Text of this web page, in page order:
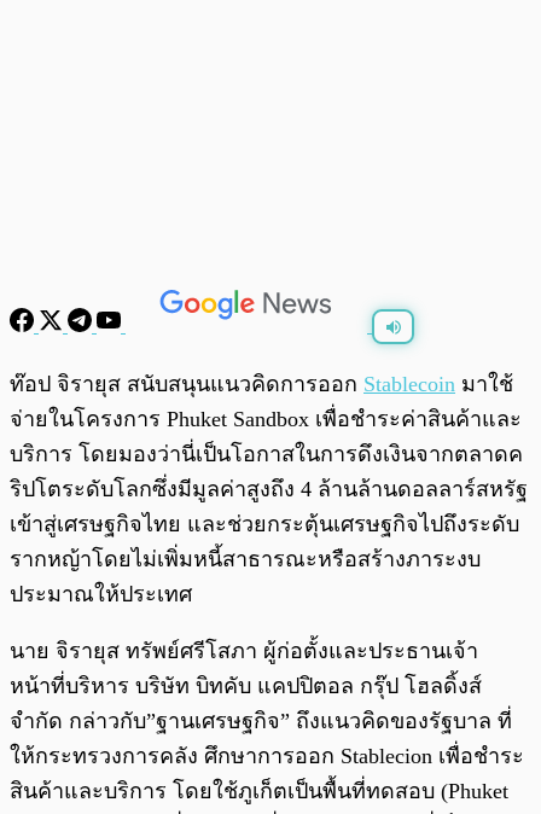
ท๊อป จิรายุส สนับสนุนแนวคิดการออก Stablecoin มาใช้
จ่ายในโครงการ Phuket Sandbox เพื่อชำระค่าสินค้าและ
บริการ โดยมองว่านี่เป็นโอกาสในการดึงเงินจากตลาดค
ริปโตระดับโลกซึ่งมีมูลค่าสูงถึง 4 ล้านล้านดอลลาร์สหรัฐ
เข้าสู่เศรษฐกิจไทย และช่วยกระตุ้นเศรษฐกิจไปถึงระดับ
รากหญ้าโดยไม่เพิ่มหนี้สาธารณะหรือสร้างภาระงบ
ประมาณให้ประเทศ
นาย จิรายุส ทรัพย์ศรีโสภา ผู้ก่อตั้งและประธานเจ้า
หน้าที่บริหาร บริษัท บิทคับ แคปปิตอล กรุ๊ป โฮลดิ้งส์
จำกัด กล่าวกับ”ฐานเศรษฐกิจ” ถึงแนวคิดของรัฐบาล ที่
ให้กระทรวงการคลัง ศึกษาการออก Stablecion เพื่อชำระ
สินค้าและบริการ โดยใช้ภูเก็ตเป็นพื้นที่ทดสอบ (Phuket